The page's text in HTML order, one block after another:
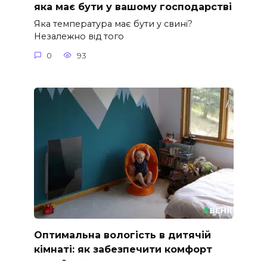
яка має бути у вашому господарстві
Яка температура має бути у свині?
Незалежно від того
0 93
Оптимальна вологість в дитячій
кімнаті: як забезпечити комфорт